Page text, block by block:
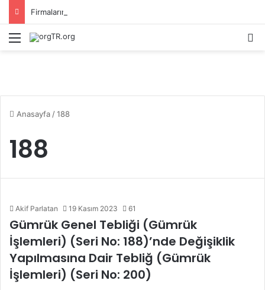
Menü
Anasayfa /188
188
Akif Parlatan 19 Kasım 2023 61
Gümrük Genel Tebliği (Gümrük
İşlemleri) (Seri No: 188)’nde Değişiklik
Yapılmasına Dair Tebliğ (Gümrük
İşlemleri) (Seri No: 200)